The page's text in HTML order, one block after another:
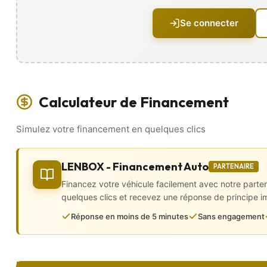
• Lave-phares
• Lunette arrière dégivrante
• Peinture métallisée
• Projecteurs xénon
• Radar de recul
• Rétroviseurs électriques, dégivrants et rabattables
• Chargeur à induction
• Virtual Cockpit
• Accoudoirs central avant et arrière
• Banquette 1/3 – 2/3
• Boîte automatique
• Boite séquentielle
• Carte main libre
• Climatisation automatique
• Configuration 5PL
• GPS intégré
Se connecter
Calculateur de Financement
Simulez votre financement en quelques clics
LENBOX - Financement Auto PARTENAIRE
Financez votre véhicule facilement avec notre
quelques clics et recevez une réponse de principe
Réponse en moins de 5 minutes Sans engagement